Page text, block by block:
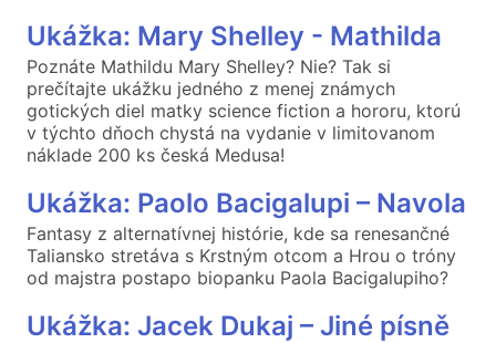
Ukážka: Mary Shelley - Mathilda
Poznáte Mathildu Mary Shelley? Nie? Tak si
prečítajte ukážku jedného z menej známych
gotických diel matky science fiction a hororu, ktorú
v týchto dňoch chystá na vydanie v limitovanom
náklade 200 ks česká Medusa!
Ukážka: Paolo Bacigalupi – Navola
Fantasy z alternatívnej histórie, kde sa renesančné
Taliansko stretáva s Krstným otcom a Hrou o tróny
od majstra postapo biopanku Paola Bacigalupiho?
Ukážka: Jacek Dukaj – Jiné písně